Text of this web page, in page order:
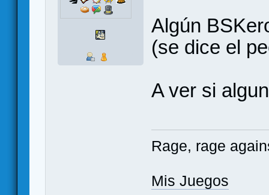
Algún
(se dice el
A ver si
Rage, rage
Mis Juegos